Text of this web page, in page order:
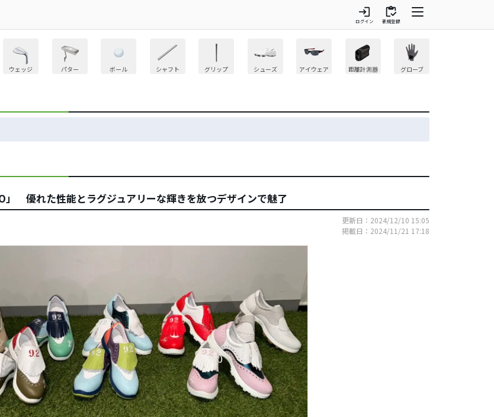
login
ログイン
inventory
新規登録
ウェッジ パター ボール シャフト グリップ シューズ アイウェア 距離計測器 グローブ
」 優れた性能とラグジュアリーな輝きを放つデザインで魅了
更新日：2024/12/10 15:05
掲載日：2024/11/21 17:18